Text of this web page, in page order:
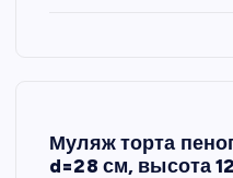
Муляж торта
d=28 см, высота